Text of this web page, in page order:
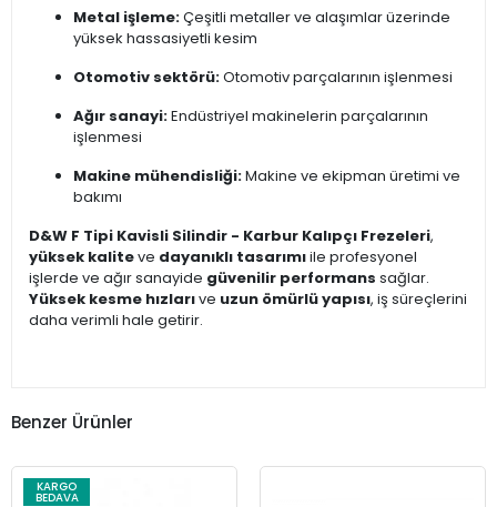
Metal işleme:Çeşitli metaller ve alaşımlar üzerinde
yüksek hassasiyetli kesim
Otomotiv sektörü:Otomotiv parçalarının işlenmesi
Ağır sanayi:Endüstriyel makinelerin parçalarının
işlenmesi
Makine mühendisliği:Makine ve ekipman üretimi ve
bakımı
D&W F Tipi Kavisli Silindir - Karbur Kalıpçı Frezeleri,
yüksek kaliteve dayanıklı tasarımıile profesyonel
işlerde ve ağır sanayide güvenilir performans sağlar.
Yüksek kesme hızlarıve uzun ömürlü yapısı, iş süreçlerini
daha verimli hale getirir.
Benzer Ürünler
KARGO
BEDAVA